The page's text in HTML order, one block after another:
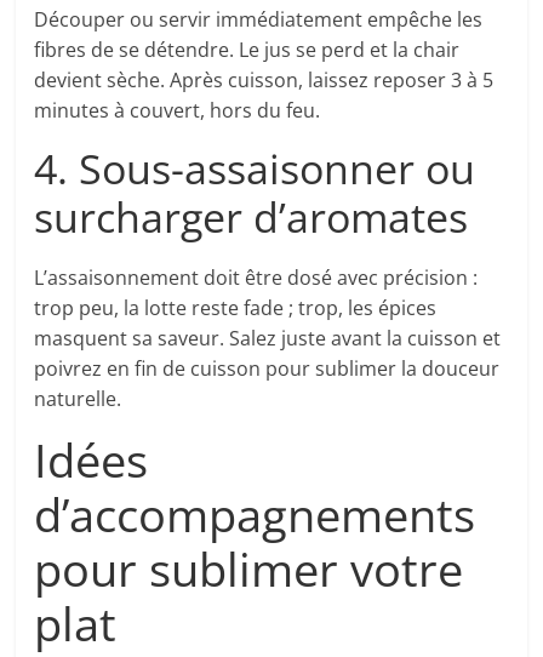
Découper ou servir immédiatement empêche les
fibres de se détendre. Le jus se perd et la chair
devient sèche. Après cuisson, laissez reposer 3 à 5
minutes à couvert, hors du feu.
4. Sous-assaisonner ou
surcharger d’aromates
L’assaisonnement doit être dosé avec précision :
trop peu, la lotte reste fade ; trop, les épices
masquent sa saveur. Salez juste avant la cuisson et
poivrez en fin de cuisson pour sublimer la douceur
naturelle.
Idées
d’accompagnements
pour sublimer votre
plat